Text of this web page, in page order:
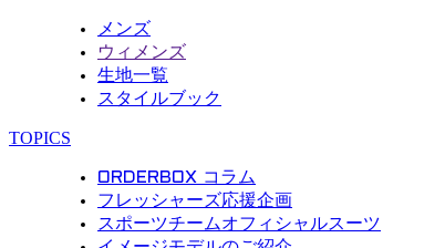
メンズ
ウィメンズ
生地一覧
スタイルブック
TOPICS
ORDERBOX コラム
フレッシャーズ応援企画
スポーツチームオフィシャルスーツ